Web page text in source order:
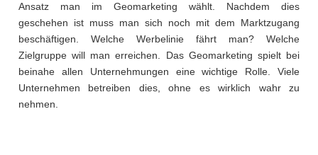
Ansatz man im Geomarketing wählt. Nachdem dies
geschehen ist muss man sich noch mit dem Marktzugang
beschäftigen. Welche Werbelinie fährt man? Welche
Zielgruppe will man erreichen. Das Geomarketing spielt bei
beinahe allen Unternehmungen eine wichtige Rolle. Viele
Unternehmen betreiben dies, ohne es wirklich wahr zu
nehmen.